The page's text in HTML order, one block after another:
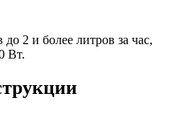
2 и более литров за час,
Вт.